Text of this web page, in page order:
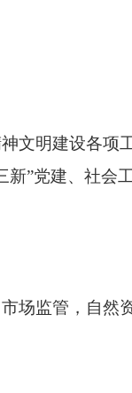
文明建设各项
”党建、社会
场监管，自然